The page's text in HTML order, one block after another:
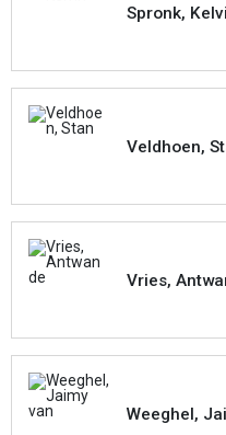
Spronk,
Veldhoen,
Vries,
Weeghel,